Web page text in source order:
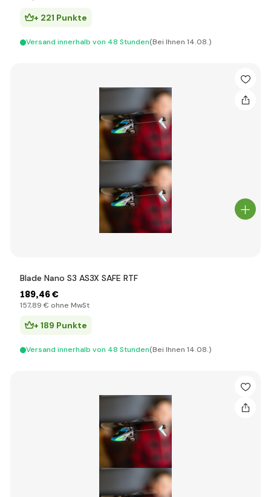
+ 221 Punkte
Versand innerhalb von 48 Stunden(Bei Ihnen 14.08.)
Blade Nano S3 AS3X SAFE RTF
189,46 €
157,89 € ohne MwSt
+ 189 Punkte
Versand innerhalb von 48 Stunden(Bei Ihnen 14.08.)